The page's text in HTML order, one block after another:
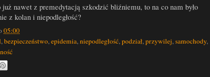
już nawet z premedytacją szkodzić bliźniemu, to na co nam było
z kolan i niepodległość?
05:00
, bezpieczeństwo, epidemia, niepodległość, podział, przywilej, samochody,